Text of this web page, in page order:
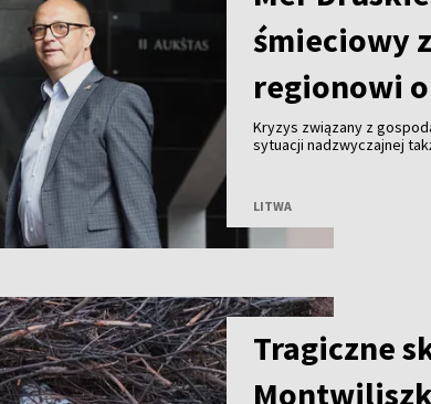
śmieciowy
regionowi
Kryzys związany z
sytuacji nadzwyczajnej
LITWA
Tragiczne